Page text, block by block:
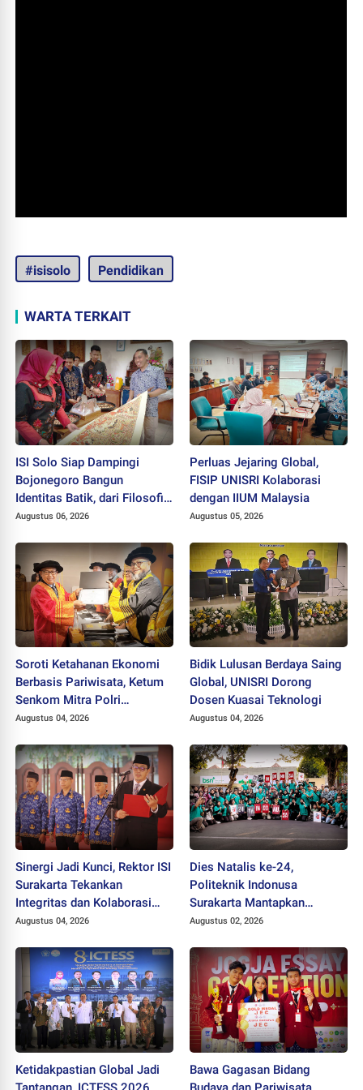
#isisolo Pendidikan
WARTA TERKAIT
ISI Solo Siap Dampingi
Bojonegoro Bangun
Identitas Batik, dari Filosofi
hingga HAKI
Augustus 06, 2026
Perluas Jejaring Global,
FISIP UNISRI Kolaborasi
dengan IIUM Malaysia
Augustus 05, 2026
Soroti Ketahanan Ekonomi
Berbasis Pariwisata, Ketum
Senkom Mitra Polri
Dikukuhkan sebagai
Augustus 04, 2026
Bidik Lulusan Berdaya Saing
Global, UNISRI Dorong
Dosen Kuasai Teknologi
Augustus 04, 2026
Sinergi Jadi Kunci, Rektor ISI
Surakarta Tekankan
Integritas dan Kolaborasi
pada Pejabat Baru
Augustus 04, 2026
Dies Natalis ke-24,
Politeknik Indonusa
Surakarta Mantapkan
Langkah Bertransformasi
Augustus 02, 2026
Ketidakpastian Global Jadi
Bawa Gagasan Bidang